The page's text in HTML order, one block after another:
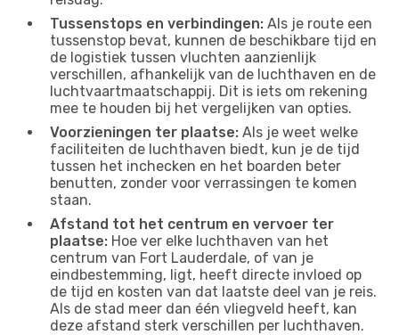
Tussenstops en verbindingen: Als je route een
tussenstop bevat, kunnen de beschikbare tijd en
de logistiek tussen vluchten aanzienlijk
verschillen, afhankelijk van de luchthaven en de
luchtvaartmaatschappij. Dit is iets om rekening
mee te houden bij het vergelijken van opties.
Voorzieningen ter plaatse: Als je weet welke
faciliteiten de luchthaven biedt, kun je de tijd
tussen het inchecken en het boarden beter
benutten, zonder voor verrassingen te komen
staan.
Afstand tot het centrum en vervoer ter
plaatse: Hoe ver elke luchthaven van het
centrum van Fort Lauderdale, of van je
eindbestemming, ligt, heeft directe invloed op
de tijd en kosten van dat laatste deel van je reis.
Als de stad meer dan één vliegveld heeft, kan
deze afstand sterk verschillen per luchthaven.